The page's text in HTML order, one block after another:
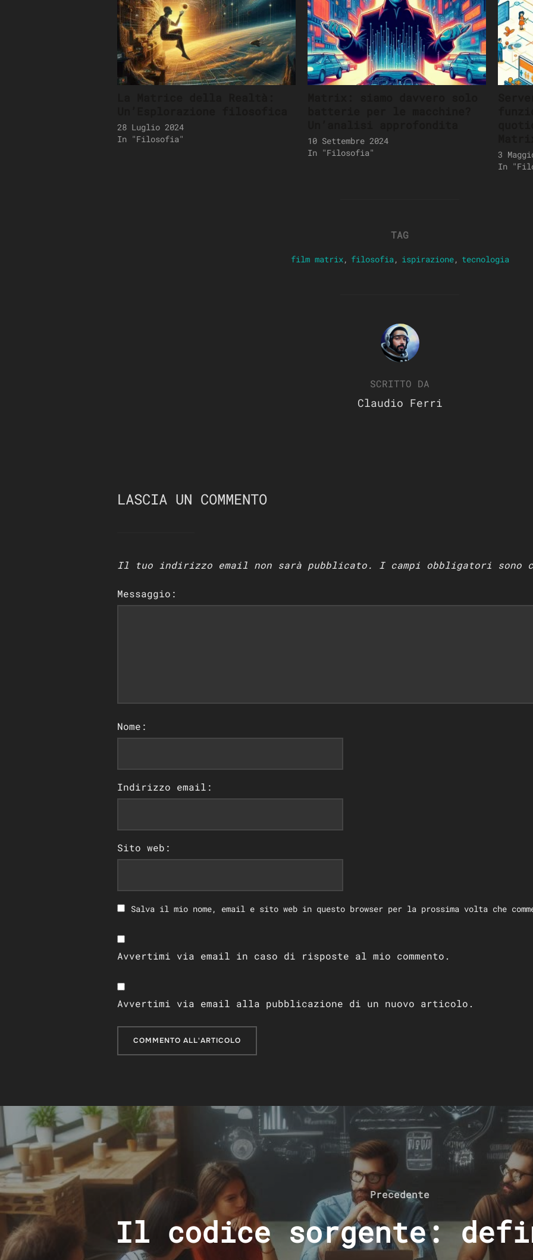
28 Luglio 2024
In "Filosofia"
10 Settembre 2024
In "Filosofia"
3
In
TAG
film matrix, filosofia, ispirazione, tecnologia
AUTORE DELL'ARTICOLO
SCRITTO DA
Claudio Ferri
LASCIA UN COMMENTO
Il tuo indirizzo email non sarà pubblicato. I campi obbligatori sono
Messaggio:
Nome:
Indirizzo email:
Sito web:
Salva il mio nome, email e sito web in questo browser per la prossima volta che
Avvertimi via email in caso di risposte al mio commento.
Avvertimi via email alla pubblicazione di un nuovo articolo.
Navigazione
articoli
Precedente
Precedente
Il codice sorgente: